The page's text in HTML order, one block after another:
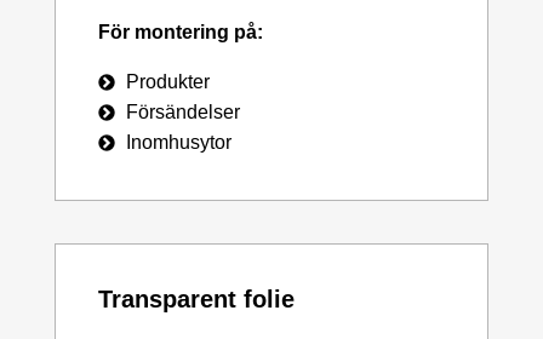
För montering på:
Produkter
Försändelser
Inomhusytor
Transparent folie